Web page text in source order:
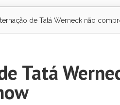
de Tatá Werneck não
Tatá